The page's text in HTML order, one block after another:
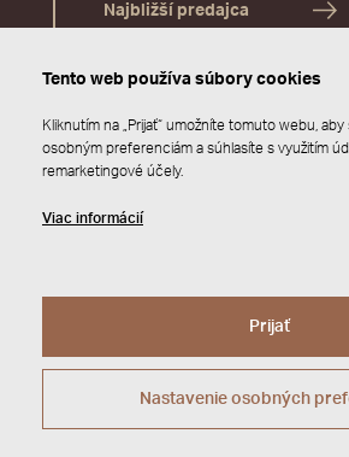
Najbližší predajca
Zásady ochrany osobných údajov
Tento web používa súbory cookies
Kliknutím na „Prijať“ umožníte tomuto webu, aby
osobným preferenciám a súhlasíte s využitím
remarketingové účely.
Viac informácií
Prijať
Nastavenie osobných